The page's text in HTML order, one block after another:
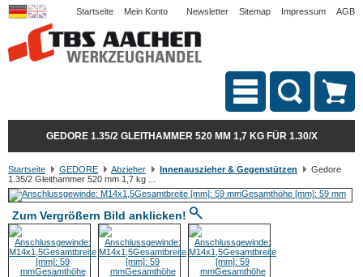
Startseite Mein Konto Newsletter Sitemap Impressum AGB
GEDORE 1.35/2 GLEITHAMMER 520 MM 1,7 KG FÜR 1.30/X
Startseite GEDORE Abzieher Innenauszieher & Gegenstützen
Gedore
1.35/2 Gleithammer 520 mm 1,7 kg ...
Zum Vergrößern Bild anklicken!